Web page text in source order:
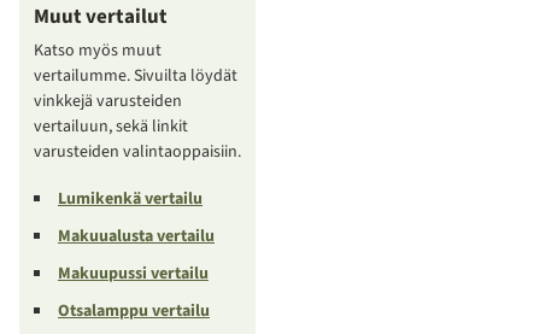
Muut vertailut
Katso myös muut
vertailumme. Sivuilta löydät
vinkkejä varusteiden
vertailuun, sekä linkit
varusteiden valintaoppaisiin.
Lumikenkä vertailu
Makuualusta vertailu
Makuupussi vertailu
Otsalamppu vertailu